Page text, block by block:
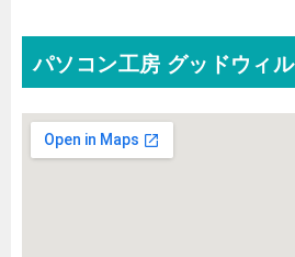
パソコン工房 グッドウィ